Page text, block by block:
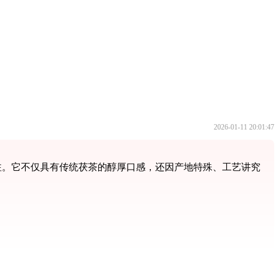
2026-01-11 20:01:47
它不仅具有传统茯茶的醇厚口感，还因产地特殊、工艺讲究